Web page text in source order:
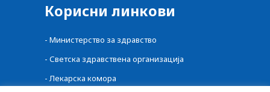
Корисни линкови
- Министерство за здравство
- Светска здравствена организација
-Лекарска комора